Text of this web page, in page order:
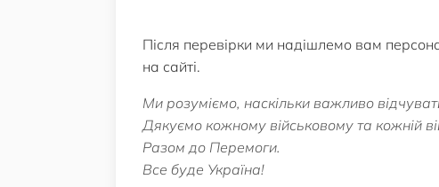
Після перевірки ми надішлемо вам
на сайті.
Ми розуміємо, наскільки важливо
Дякуємо кожному військовому та кожній
Разом до Перемоги.
Все буде Україна!